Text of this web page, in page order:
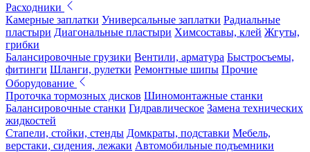
Расходники
Камерные заплатки Универсальные заплатки Радиальные
пластыри Диагональные пластыри Химсоставы, клей Жгуты,
грибки
Балансировочные грузики Вентили, арматура Быстросъемы,
фитинги Шланги, рулетки Ремонтные шипы Прочие
Оборудование
Проточка тормозных дисков Шиномонтажные станки
Балансировочные станки Гидравлическое Замена технических
жидкостей
Стапели, стойки, стенды Домкраты, подставки Мебель,
верстаки, сидения, лежаки Автомобильные подъемники